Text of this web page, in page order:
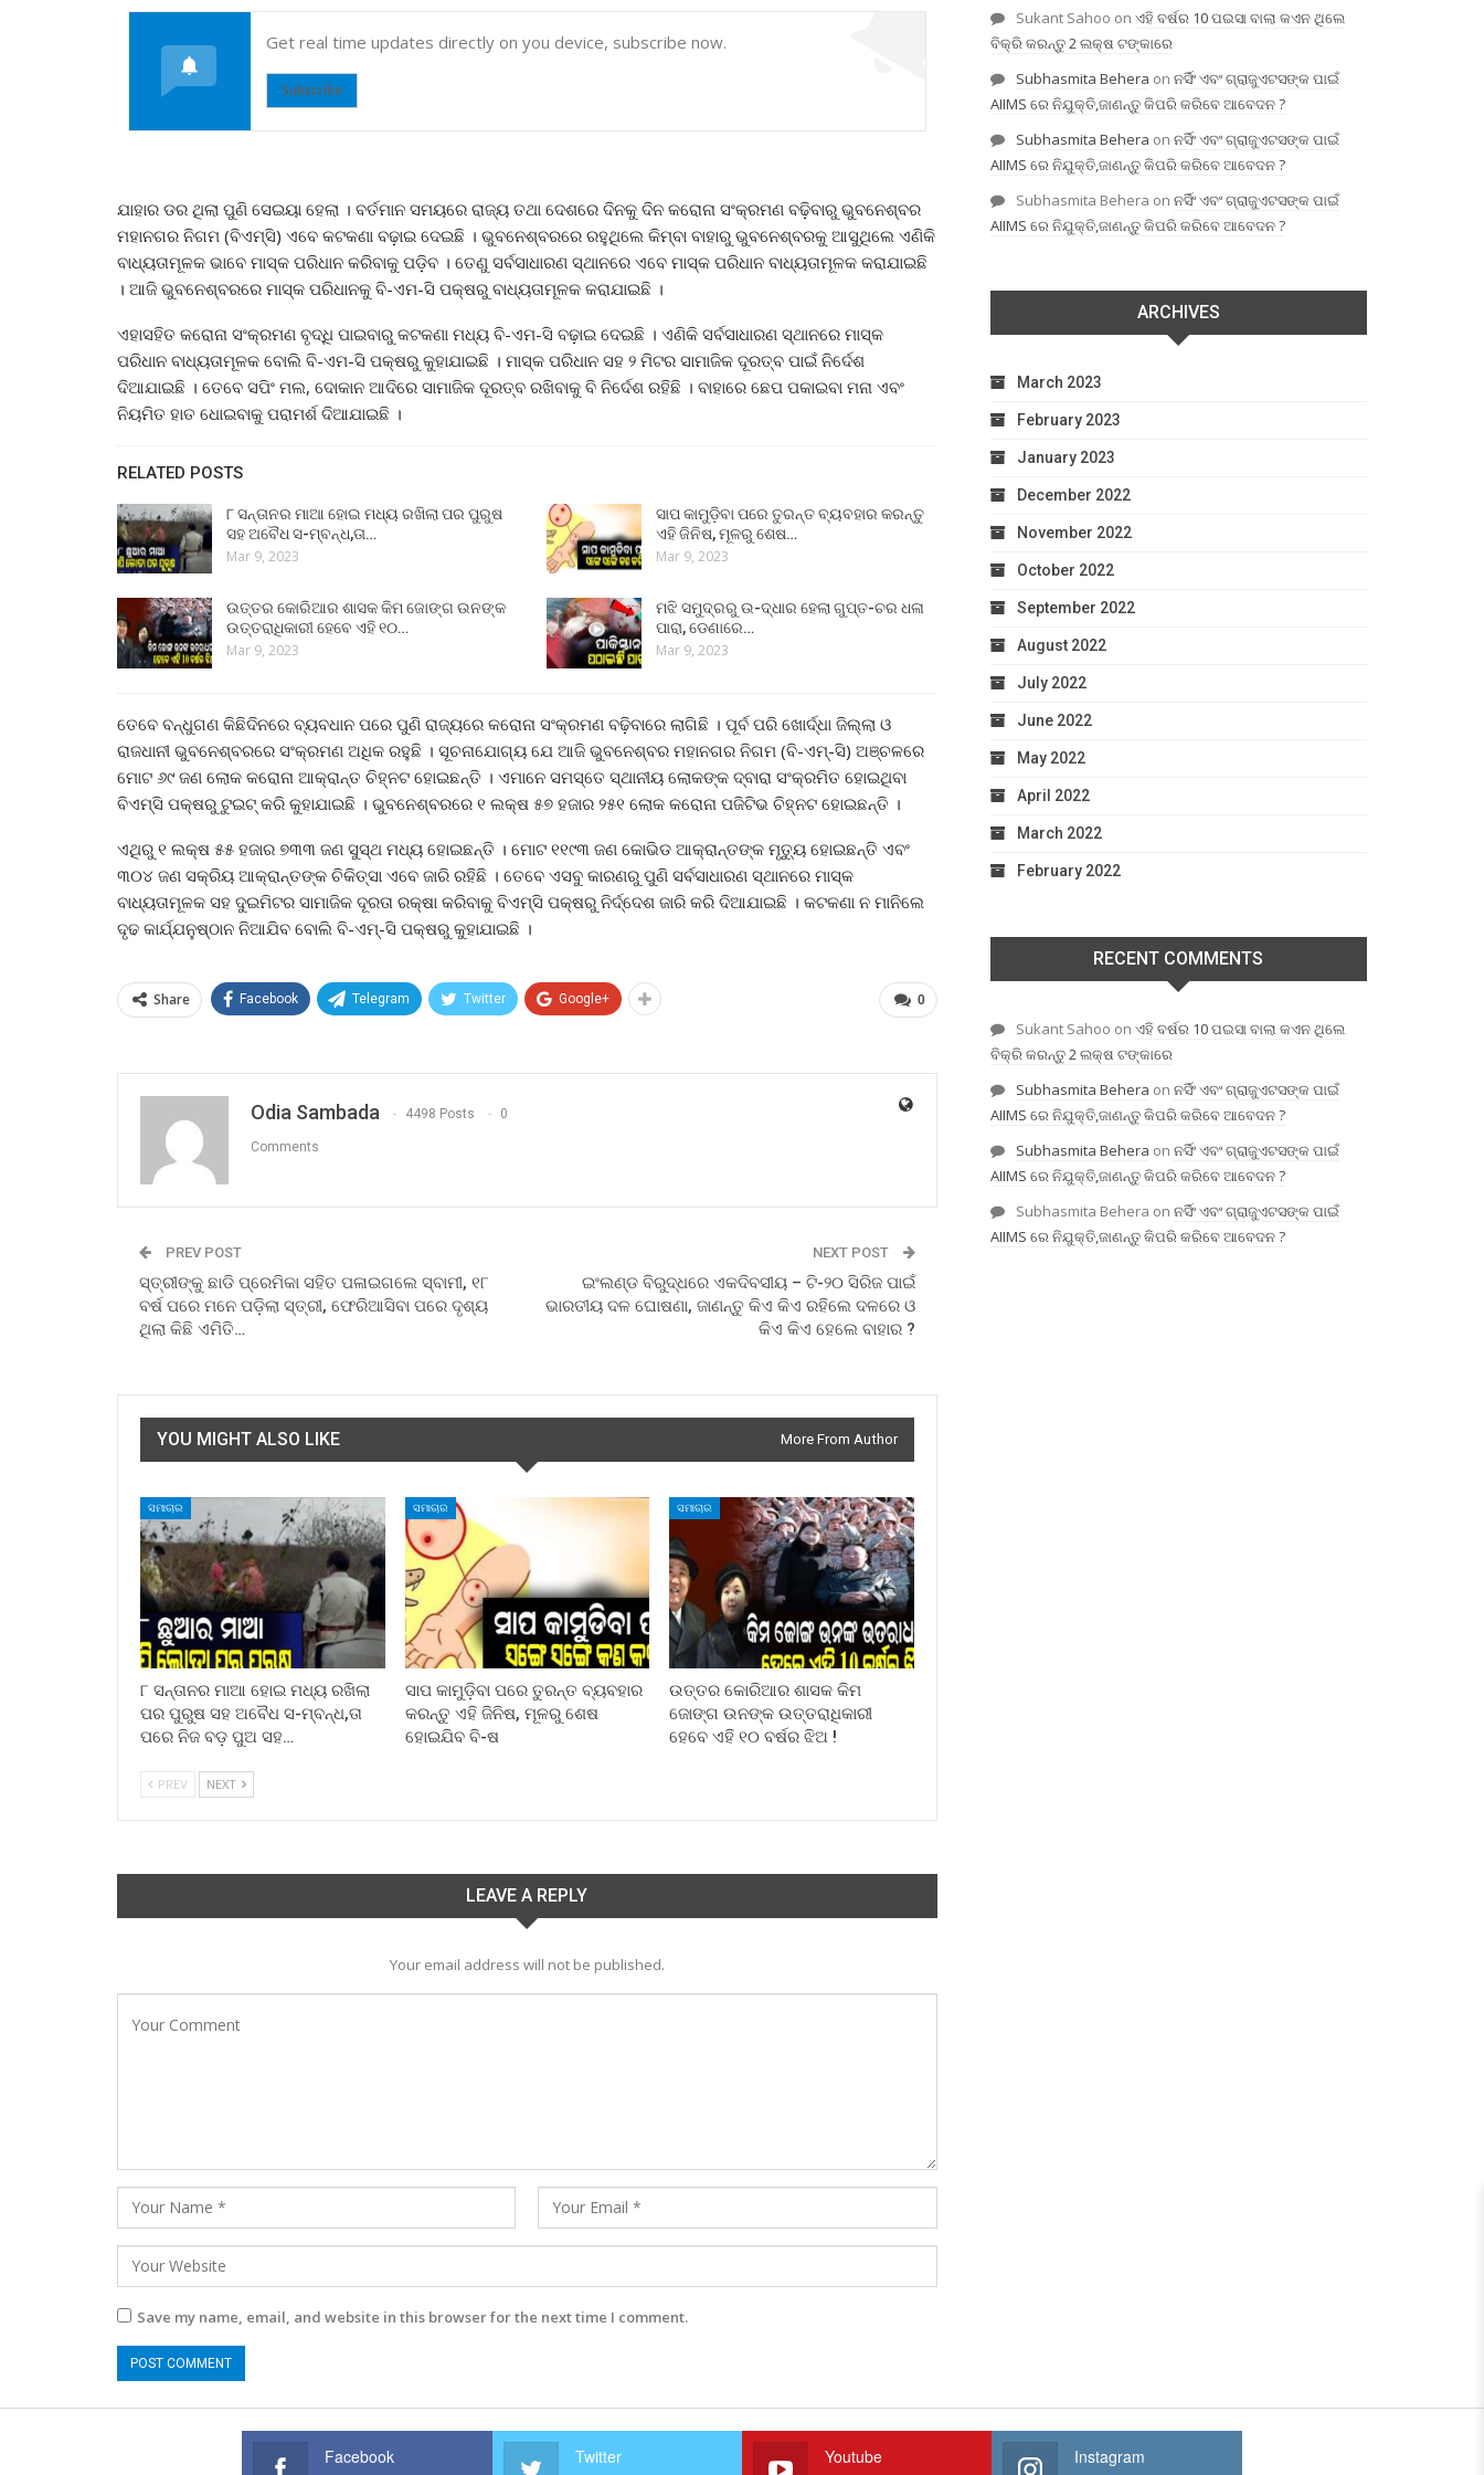
Get real time updates directly on you device, subscribe now.
Subscribe
ଯାହାର ଡର ଥିଲା ପୁଣି ସେଇୟା ହେଲା । ବର୍ତମାନ ସମୟରେ ରାଜ୍ୟ ତଥା ଦେଶରେ ଦିନକୁ ଦିନ କରୋନା ସଂକ୍ରମଣ ବଢ଼ିବାରୁ ଭୁବନେଶ୍ବର
ମହାନଗର ନିଗମ (ବିଏମ୍‌ସି) ଏବେ କଟକଣା ବଢ଼ାଇ ଦେଇଛି । ଭୁବନେଶ୍ବରରେ ରହୁଥିଲେ କିମ୍ବା ବାହାରୁ ଭୁବନେଶ୍ବରକୁ ଆସୁଥିଲେ ଏଣିକି
ବାଧ୍ୟତାମୂଳକ ଭାବେ ମାସ୍କ ପରିଧାନ କରିବାକୁ ପଡ଼ିବ । ତେଣୁ ସର୍ବସାଧାରଣ ସ୍ଥାନରେ ଏବେ ମାସ୍କ ପରିଧାନ ବାଧ୍ୟତାମୂଳକ କରାଯାଇଛି
। ଆଜି ଭୁବନେଶ୍ବରରେ ମାସ୍କ ପରିଧାନକୁ ବି-ଏମ-ସି ପକ୍ଷରୁ ବାଧ୍ୟତାମୂଳକ କରାଯାଇଛି ।
ଏହାସହିତ କରୋନା ସଂକ୍ରମଣ ବୃଦ୍ଧି ପାଇବାରୁ କଟକଣା ମଧ୍ୟ ବି-ଏମ-ସି ବଢ଼ାଇ ଦେଇଛି । ଏଣିକି ସର୍ବସାଧାରଣ ସ୍ଥାନରେ ମାସ୍କ
ପରିଧାନ ବାଧ୍ୟତାମୂଳକ ବୋଲି ବି-ଏମ-ସି ପକ୍ଷରୁ କୁହାଯାଇଛି । ମାସ୍କ ପରିଧାନ ସହ ୨ ମିଟର ସାମାଜିକ ଦୂରତ୍ବ ପାଇଁ ନିର୍ଦେଶ
ଦିଆଯାଇଛି । ତେବେ ସପିଂ ମଲ, ଦୋକାନ ଆଦିରେ ସାମାଜିକ ଦୂରତ୍ବ ରଖିବାକୁ ବି ନିର୍ଦେଶ ରହିଛି । ବାହାରେ ଛେପ ପକାଇବା ମନା ଏବଂ
ନିୟମିତ ହାତ ଧୋଇବାକୁ ପରାମର୍ଶ ଦିଆଯାଇଛି ।
RELATED POSTS
୮ ସନ୍ତାନର ମାଆ ହୋଇ ମଧ୍ୟ ରଖିଲା ପର ପୁରୁଷ
ସହ ଅବୈଧ ସ-ମ୍ବନ୍ଧ,ତା…
Mar 9, 2023
ସାପ କାମୁଡ଼ିବା ପରେ ତୁରନ୍ତ ବ୍ୟବହାର କରନ୍ତୁ
ଏହି ଜିନିଷ, ମୂଳରୁ ଶେଷ…
Mar 9, 2023
ଉତ୍ତର କୋରିଆର ଶାସକ କିମ ଜୋଙ୍ଗ ଉନଙ୍କ
ଉତ୍ତରାଧିକାରୀ ହେବେ ଏହି ୧୦…
Mar 9, 2023
ମଝି ସମୁଦ୍ରରୁ ଉ-ଦ୍ଧାର ହେଲା ଗୁପ୍ତ-ଚର ଧଳା
ପାରା, ଡେଣାରେ…
Mar 9, 2023
ତେବେ ବନ୍ଧୁଗଣ କିଛିଦିନରେ ବ୍ୟବଧାନ ପରେ ପୁଣି ରାଜ୍ୟରେ କରୋନା ସଂକ୍ରମଣ ବଢ଼ିବାରେ ଲାଗିଛି । ପୂର୍ବ ପରି ଖୋର୍ଦ୍ଧା ଜିଲ୍ଲା ଓ
ରାଜଧାନୀ ଭୁବନେଶ୍ବରରେ ସଂକ୍ରମଣ ଅଧିକ ରହୁଛି । ସୂଚନାଯୋଗ୍ୟ ଯେ ଆଜି ଭୁବନେଶ୍ବର ମହାନଗର ନିଗମ (ବି-ଏମ୍‌-ସି) ଅଞ୍ଚଳରେ
ମୋଟ ୬୯ ଜଣ ଲୋକ କରୋନା ଆକ୍ରାନ୍ତ ଚିହ୍ନଟ ହୋଇଛନ୍ତି । ଏମାନେ ସମସ୍ତେ ସ୍ଥାନୀୟ ଲୋକଙ୍କ ଦ୍ବାରା ସଂକ୍ରମିତ ହୋଇଥିବା
ବିଏମ୍‌ସି ପକ୍ଷରୁ ଟୁଇଟ୍‌ କରି କୁହାଯାଇଛି । ଭୁବନେଶ୍ବରରେ ୧ ଲକ୍ଷ ୫୭ ହଜାର ୨୫୧ ଲୋକ କରୋନା ପଜିଟିଭ ଚିହ୍ନଟ ହୋଇଛନ୍ତି ।
ଏଥିରୁ ୧ ଲକ୍ଷ ୫୫ ହଜାର ୭୩୩ ଜଣ ସୁସ୍ଥ ମଧ୍ୟ ହୋଇଛନ୍ତି । ମୋଟ ୧୧୯୩ ଜଣ କୋଭିଡ ଆକ୍ରାନ୍ତଙ୍କ ମୃତ୍ୟୁ ହୋଇଛନ୍ତି ଏବଂ
୩୦୪ ଜଣ ସକ୍ରିୟ ଆକ୍ରାନ୍ତଙ୍କ ଚିକିତ୍ସା ଏବେ ଜାରି ରହିଛି । ତେବେ ଏସବୁ କାରଣରୁ ପୁଣି ସର୍ବସାଧାରଣ ସ୍ଥାନରେ ମାସ୍କ
ବାଧ୍ୟତାମୂଳକ ସହ ଦୁଇମିଟର ସାମାଜିକ ଦୂରତା ରକ୍ଷା କରିବାକୁ ବିଏମ୍‌ସି ପକ୍ଷରୁ ନିର୍ଦ୍ଦେଶ ଜାରି କରି ଦିଆଯାଇଛି । କଟକଣା ନ ମାନିଲେ
ଦୃଢ କାର୍ଯ୍ଯନୁଷ୍ଠାନ ନିଆଯିବ ବୋଲି ବି-ଏମ୍‌-ସି ପକ୍ଷରୁ କୁହାଯାଇଛି ।
0
Share Facebook Telegram Twitter Google+
Odia Sambada 4498 Posts 0
Comments
PREV POST
ସ୍ତ୍ରୀଙ୍କୁ ଛାଡି ପ୍ରେମିକା ସହିତ ପଳାଇଗଲେ ସ୍ବାମୀ, ୧୮
ବର୍ଷ ପରେ ମନେ ପଡ଼ିଲା ସ୍ତ୍ରୀ, ଫେରିଆସିବା ପରେ ଦୃଶ୍ୟ
ଥିଲା କିଛି ଏମିତି…
NEXT POST
ଇଂଲଣ୍ଡ ବିରୁଦ୍ଧରେ ଏକଦିବସୀୟ – ଟି-୨୦ ସିରିଜ ପାଇଁ
ଭାରତୀୟ ଦଳ ଘୋଷଣା, ଜାଣନ୍ତୁ କିଏ କିଏ ରହିଲେ ଦଳରେ ଓ
କିଏ କିଏ ହେଲେ ବାହାର ?
YOU MIGHT ALSO LIKE More From Author
ସମାଚାର
୮ ସନ୍ତାନର ମାଆ ହୋଇ ମଧ୍ୟ ରଖିଲା
ପର ପୁରୁଷ ସହ ଅବୈଧ ସ-ମ୍ବନ୍ଧ,ତା
ପରେ ନିଜ ବଡ଼ ପୁଅ ସହ…
ସମାଚାର
ସାପ କାମୁଡ଼ିବା ପରେ ତୁରନ୍ତ ବ୍ୟବହାର
କରନ୍ତୁ ଏହି ଜିନିଷ, ମୂଳରୁ ଶେଷ
ହୋଇଯିବ ବି-ଷ
ସମାଚାର
ଉତ୍ତର କୋରିଆର ଶାସକ କିମ
ଜୋଙ୍ଗ ଉନଙ୍କ ଉତ୍ତରାଧିକାରୀ
ହେବେ ଏହି ୧୦ ବର୍ଷର ଝିଅ !
PREV NEXT
LEAVE A REPLY
Your email address will not be published.
Save my name, email, and website in this browser for the next time I comment.
Sukant Sahoo on ଏହି ବର୍ଷର 10 ପଇସା ବାଲା କଏନ ଥିଲେ
ବିକ୍ରି କରନ୍ତୁ 2 ଲକ୍ଷ ଟଙ୍କାରେ
Subhasmita Behera on ନର୍ସିଂ ଏବଂ ଗ୍ରାଜୁଏଟସଙ୍କ ପାଇଁ
AIIMS ରେ ନିଯୁକ୍ତି,ଜାଣନ୍ତୁ କିପରି କରିବେ ଆବେଦନ ?
Subhasmita Behera on ନର୍ସିଂ ଏବଂ ଗ୍ରାଜୁଏଟସଙ୍କ ପାଇଁ
AIIMS ରେ ନିଯୁକ୍ତି,ଜାଣନ୍ତୁ କିପରି କରିବେ ଆବେଦନ ?
Subhasmita Behera on ନର୍ସିଂ ଏବଂ ଗ୍ରାଜୁଏଟସଙ୍କ ପାଇଁ
AIIMS ରେ ନିଯୁକ୍ତି,ଜାଣନ୍ତୁ କିପରି କରିବେ ଆବେଦନ ?
ARCHIVES
March 2023
February 2023
January 2023
December 2022
November 2022
October 2022
September 2022
August 2022
July 2022
June 2022
May 2022
April 2022
March 2022
February 2022
RECENT COMMENTS
Sukant Sahoo on ଏହି ବର୍ଷର 10 ପଇସା ବାଲା କଏନ ଥିଲେ
ବିକ୍ରି କରନ୍ତୁ 2 ଲକ୍ଷ ଟଙ୍କାରେ
Subhasmita Behera on ନର୍ସିଂ ଏବଂ ଗ୍ରାଜୁଏଟସଙ୍କ ପାଇଁ
AIIMS ରେ ନିଯୁକ୍ତି,ଜାଣନ୍ତୁ କିପରି କରିବେ ଆବେଦନ ?
Subhasmita Behera on ନର୍ସିଂ ଏବଂ ଗ୍ରାଜୁଏଟସଙ୍କ ପାଇଁ
AIIMS ରେ ନିଯୁକ୍ତି,ଜାଣନ୍ତୁ କିପରି କରିବେ ଆବେଦନ ?
Subhasmita Behera on ନର୍ସିଂ ଏବଂ ଗ୍ରାଜୁଏଟସଙ୍କ ପାଇଁ
AIIMS ରେ ନିଯୁକ୍ତି,ଜାଣନ୍ତୁ କିପରି କରିବେ ଆବେଦନ ?
Facebook Twitter Youtube Instagram